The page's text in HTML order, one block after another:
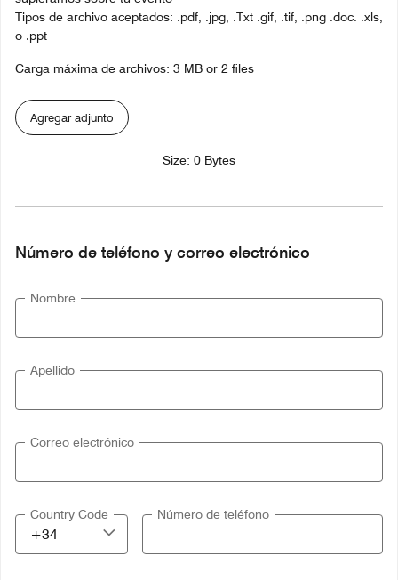
Tipos de archivo aceptados: .pdf, .jpg, .Txt .gif, .tif, .png .doc. .xls,
o .ppt
Carga máxima de archivos: 3 MB or 2 files
Agregar adjunto
Size: 0 Bytes
Número de teléfono y correo electrónico
Nombre
Apellido
Correo electrónico
Country Code Número de teléfono